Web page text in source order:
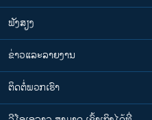
ຟັງສຽງ
ຂ່າວແລະລາຍງານ
ຕິດຕໍ່ພວກເຮົາ